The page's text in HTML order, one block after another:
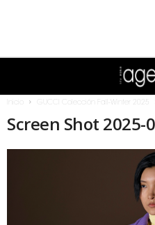
GUCCI Colección Fall-Winter 2025
Screen Shot 2025-